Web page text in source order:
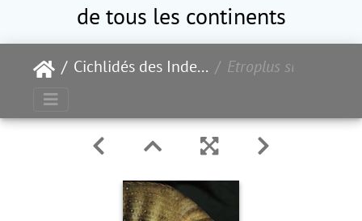
de tous les continents
Cichlidés des Indes - Sri Lanka Etroplus suratensis